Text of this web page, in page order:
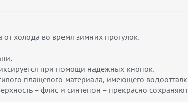
от холода во время зимних прогулок.
при помощи надежных кнопок.
плащевого материала, имеющего
– флис и синтепон – прекрасно